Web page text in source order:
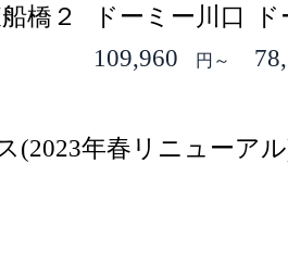
橋２
ドーミー川口
109,960
円～
(2023年春リニューア